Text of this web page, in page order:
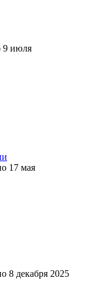
9 июля
17 мая
8 декабря 2025